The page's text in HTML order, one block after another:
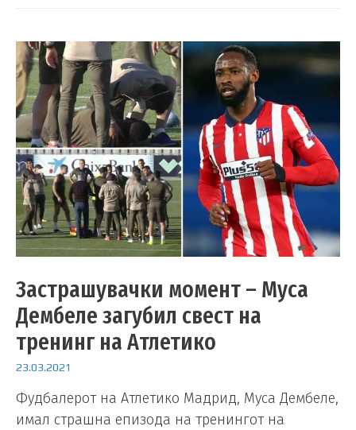
Застрашувачки момент – Муса
Дембеле загубил свест на
тренинг на Атлетико
23.03.2021
Фудбалерот на Атлетико Мадрид, Муса Дембеле,
имал страшна епизода на тренингот на